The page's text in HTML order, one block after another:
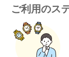
ご利用のス